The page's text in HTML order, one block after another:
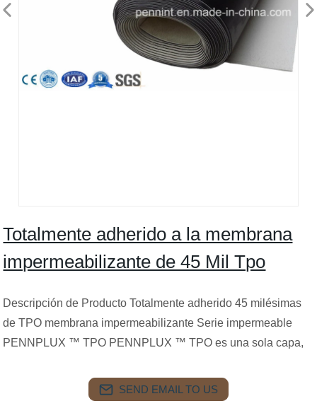
Totalmente adherido a la membrana
impermeabilizante de 45 Mil Tpo
Descripción de Producto Totalmente adherido 45 milésimas
de TPO membrana impermeabilizante Serie impermeable
PENNPLUX ™ TPO PENNPLUX ™ TPO es una sola capa,
SEND EMAIL TO US